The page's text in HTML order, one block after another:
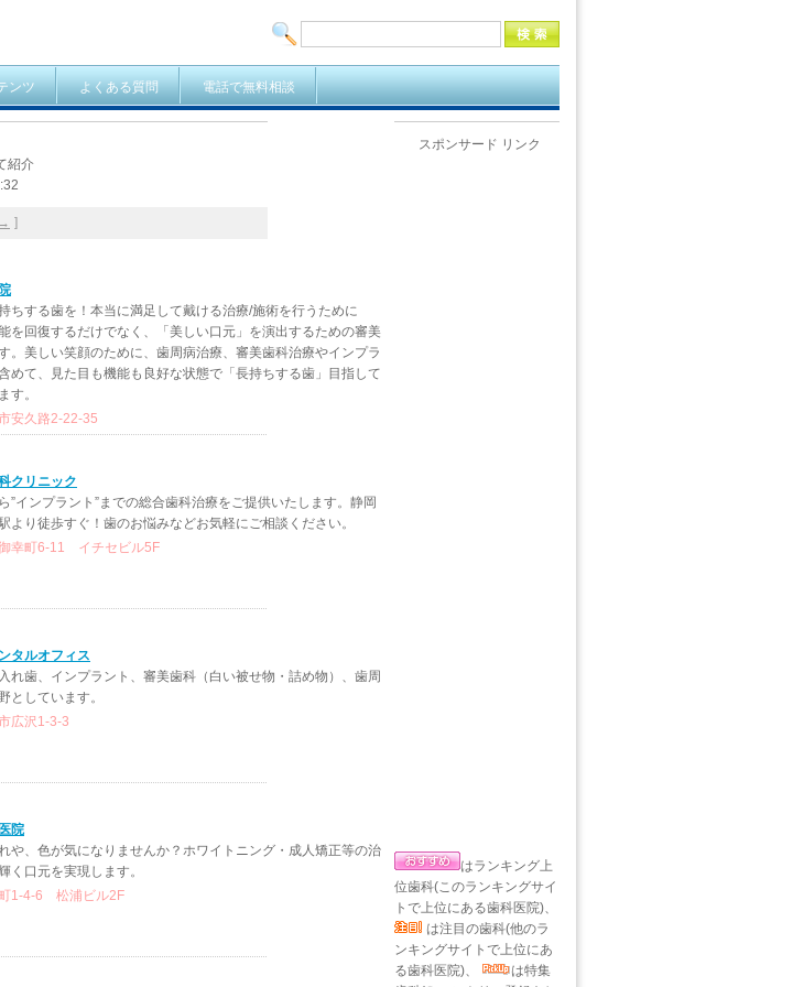
ンツ よくある質問 電話で無料相談
紹介
]
ちする歯を！本当に満足して戴ける治療/施術を行うために
を回復するだけでなく、「美しい口元」を演出するための審美
。美しい笑顔のために、歯周病治療、審美歯科治療やインプラ
めて、見た目も機能も良好な状態で「長持ちする歯」目指して
す。
安久路2-22-35
クリニック
”インプラント”までの総合歯科治療をご提供いたします。静岡
より徒歩すぐ！歯のお悩みなどお気軽にご相談ください。
幸町6-11 イチセビル5F
タルオフィス
れ歯、インプラント、審美歯科（白い被せ物・詰め物）、歯周
としています。
広沢1-3-3
院
や、色が気になりませんか？ホワイトニング・成人矯正等の治
く口元を実現します。
1-4-6 松浦ビル2F
スポンサード リンク
はランキング上
位歯科(このランキングサイ
トで上位にある歯科医院)、
は注目の歯科(他のラ
ンキングサイトで上位にあ
る歯科医院)、
は特集